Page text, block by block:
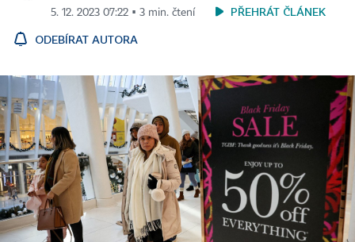
5. 12. 2023 07:22 ▪ 3 min. čtení
PŘEHRÁT ČLÁNEK
ODEBÍRAT AUTORA